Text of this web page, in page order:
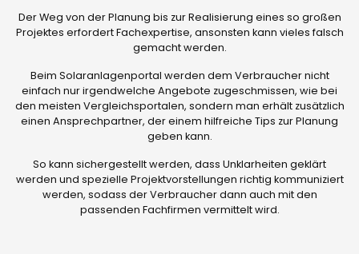
Der Weg von der Planung bis zur Realisierung eines so großen
Projektes erfordert Fachexpertise, ansonsten kann vieles falsch
gemacht werden.
Beim Solaranlagenportal werden dem Verbraucher nicht
einfach nur irgendwelche Angebote zugeschmissen, wie bei
den meisten Vergleichsportalen, sondern man erhält zusätzlich
einen Ansprechpartner, der einem hilfreiche Tips zur Planung
geben kann.
So kann sichergestellt werden, dass Unklarheiten geklärt
werden und spezielle Projektvorstellungen richtig kommuniziert
werden, sodass der Verbraucher dann auch mit den
passenden Fachfirmen vermittelt wird.